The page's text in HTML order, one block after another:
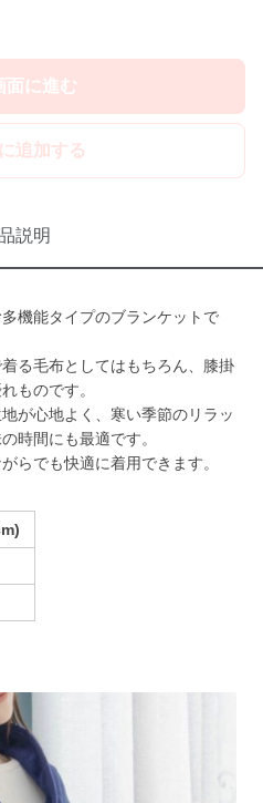
面に進む
追加する
説明
機能タイプのブランケットで
る毛布としてはもちろん、膝掛
ものです。
が心地よく、寒い季節のリラッ
時間にも最適です。
らでも快適に着用できます。